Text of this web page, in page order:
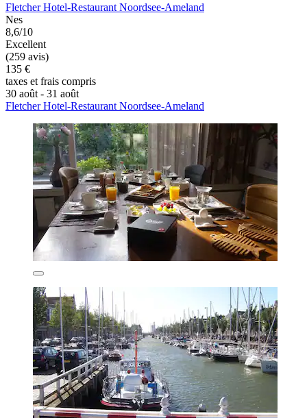
Fletcher Hotel-Restaurant Noordsee-Ameland
Nes
8,6/10
Excellent
(259 avis)
135 €
taxes et frais compris
30 août - 31 août
Fletcher Hotel-Restaurant Noordsee-Ameland